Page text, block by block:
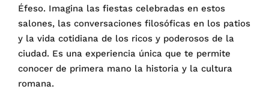
Éfeso. Imagina las fiestas celebradas en estos
salones, las conversaciones filosóficas en los patios
y la vida cotidiana de los ricos y poderosos de la
ciudad. Es una experiencia única que te permite
conocer de primera mano la historia y la cultura
romana.